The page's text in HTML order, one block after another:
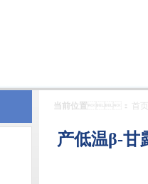
当前位置 ： 首页
产低温β-